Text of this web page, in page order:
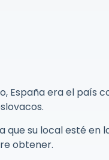
España era el país
que su local esté en
obtener.